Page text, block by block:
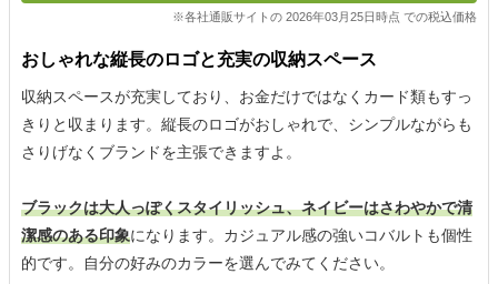
※各社通販サイトの 2026年03月25日時点 での税込価格
おしゃれな縦長のロゴと充実の収納スペース
収納スペースが充実しており、お金だけではなくカード類もすっ
きりと収まります。縦長のロゴがおしゃれで、シンプルながらも
さりげなくブランドを主張できますよ。
ブラックは大人っぽくスタイリッシュ、ネイビーはさわやかで清
潔感のある印象になります。カジュアル感の強いコバルトも個性
的です。自分の好みのカラーを選んでみてください。